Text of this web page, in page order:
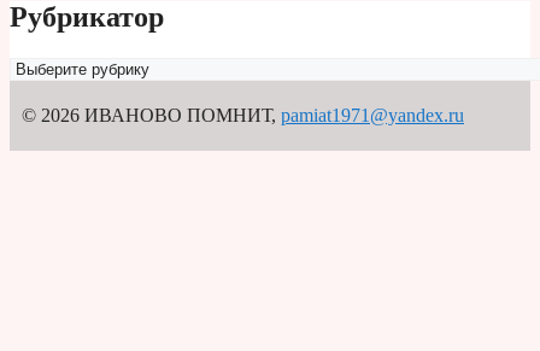
Рубрикатор
Рубрикатор
© 2026 ИВАНОВО ПОМНИТ, pamiat1971@yandex.ru